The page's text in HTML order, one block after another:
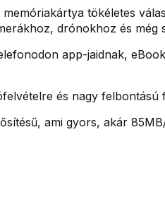
tökéletes
drónokhoz és még
app-jaidnak,
és nagy felbontású
ami gyors, akár